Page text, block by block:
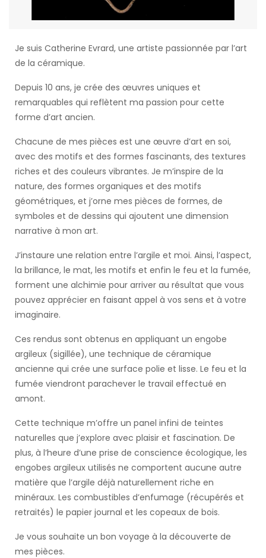
Je suis Catherine Evrard, une artiste passionnée par l’art
de la céramique.
Depuis 10 ans, je crée des œuvres uniques et
remarquables qui reflètent ma passion pour cette
forme d’art ancien.
Chacune de mes pièces est une œuvre d’art en soi,
avec des motifs et des formes fascinants, des textures
riches et des couleurs vibrantes. Je m’inspire de la
nature, des formes organiques et des motifs
géométriques, et j’orne mes pièces de formes, de
symboles et de dessins qui ajoutent une dimension
narrative à mon art.
J’instaure une relation entre l’argile et moi. Ainsi, l’aspect,
la brillance, le mat, les motifs et enfin le feu et la fumée,
forment une alchimie pour arriver au résultat que vous
pouvez apprécier en faisant appel à vos sens et à votre
imaginaire.
Ces rendus sont obtenus en appliquant un engobe
argileux (sigillée), une technique de céramique
ancienne qui crée une surface polie et lisse. Le feu et la
fumée viendront parachever le travail effectué en
amont.
Cette technique m’offre un panel infini de teintes
naturelles que j’explore avec plaisir et fascination. De
plus, à l’heure d’une prise de conscience écologique, les
engobes argileux utilisés ne comportent aucune autre
matière que l’argile déjà naturellement riche en
minéraux. Les combustibles d’enfumage (récupérés et
retraités) le papier journal et les copeaux de bois.
Je vous souhaite un bon voyage à la découverte de
mes pièces.